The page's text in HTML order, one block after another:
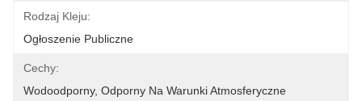
Rodzaj Kleju:
Ogłoszenie Publiczne
Cechy:
Wodoodporny, Odporny Na Warunki Atmosferyczne